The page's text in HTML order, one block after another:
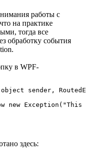
работы с
на практике
тогда все
обработку события
в WPF-
sender,
new
здесь: